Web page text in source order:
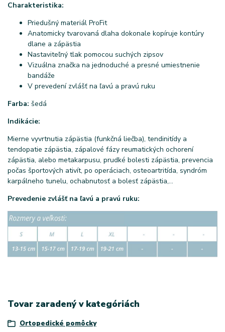
Charakteristika:
Priedušný materiál ProFit
Anatomicky tvarovaná dlaha dokonale kopíruje kontúry
dlane a zápästia
Nastaviteľný tlak pomocou suchých zipsov
Vizuálna značka na jednoduché a presné umiestnenie
bandáže
V prevedení zvlášť na ľavú a pravú ruku
Farba: šedá
Indikácie:
Mierne vyvrtnutia zápästia (funkčná liečba), tendinitídy a
tendopatie zápästia, zápalové fázy reumatických ochorení
zápästia, alebo metakarpusu, prudké bolesti zápästia, prevencia
počas športových ativít, po operáciach, osteoartritída, syndróm
karpálneho tunelu, ochabnutosť a bolesť zápästia,...
Prevedenie zvlášť na ľavú a pravú ruku:
Tovar zaradený v kategóriách
Ortopedické pomôcky